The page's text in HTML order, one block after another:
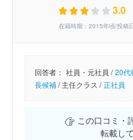
3.0
在籍時期：2015年頃/投稿
回答者： 社員・元社員 / 20代
長候補/主任クラス / 正社員
この口コミ・
転載し